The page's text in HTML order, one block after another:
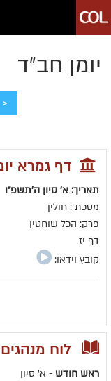
יומן חב״ד
<
דף גמרא
תאריך: א' סיון ה׳תשפ״ו
מסכת : חולין
פרק: הכל שוחטין
דף יז
קובץ וידאו:
לוח מנהגים
ראש חודש - א' סיון